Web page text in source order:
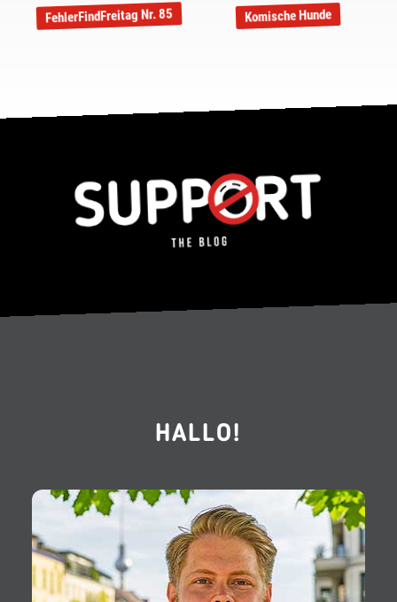
FehlerFindFreitag Nr. 85 Komische Hunde
HALLO!